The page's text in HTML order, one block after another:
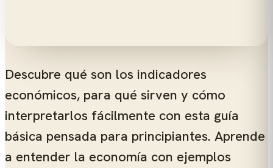
Descubre qué son los indicadores
económicos, para qué sirven y cómo
interpretarlos fácilmente con esta guía
básica pensada para principiantes. Aprende
a entender la economía con ejemplos